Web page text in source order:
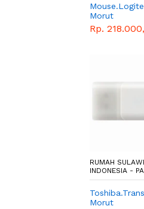
Morut
Rp.
RUMAH
INDONESIA -
Morut